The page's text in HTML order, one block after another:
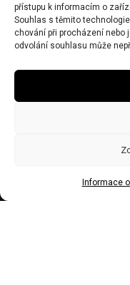
přístupu k informacím o
Souhlas s těmito
chování při procházení nebo
odvolání souhlasu může
Informace
IČO 67446281 | DIČ
č.j.Ž/